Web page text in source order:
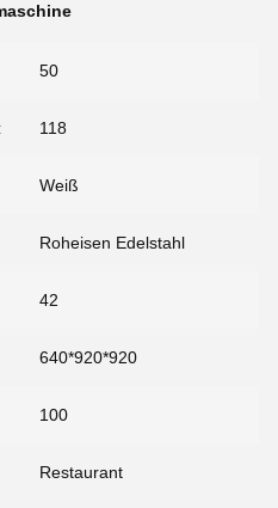
50
118
Weiß
Roheisen Edelstahl
42
640*920*920
100
Restaurant